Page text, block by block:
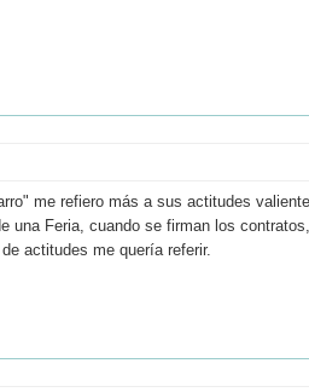
me refiero más a sus actitudes
una Feria, cuando se firman los
actitudes me quería referir.